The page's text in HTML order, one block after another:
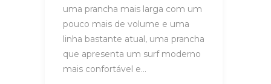
uma prancha mais larga com um
pouco mais de volume e uma
linha bastante atual, uma prancha
que apresenta um surf moderno
mais confortável e…